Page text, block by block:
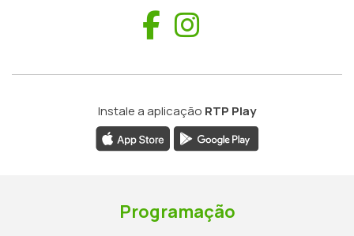
Facebook
Instale a aplicação RTP Play
Programação